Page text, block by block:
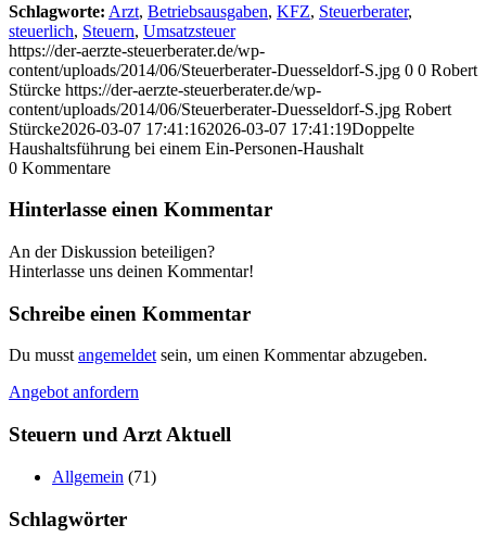
Schlagworte: Arzt, Betriebsausgaben, KFZ, Steuerberater,
steuerlich, Steuern, Umsatzsteuer
https://der-aerzte-steuerberater.de/wp-
content/uploads/2014/06/Steuerberater-Duesseldorf-S.jpg 0 0 Robert
Stürcke https://der-aerzte-steuerberater.de/wp-
content/uploads/2014/06/Steuerberater-Duesseldorf-S.jpg Robert
Stürcke2026-03-07 17:41:162026-03-07 17:41:19Doppelte
Haushaltsführung bei einem Ein-Personen-Haushalt
0 Kommentare
Hinterlasse einen Kommentar
An der Diskussion beteiligen?
Hinterlasse uns deinen Kommentar!
Schreibe einen Kommentar
Du musstangemeldetsein, um einen Kommentar abzugeben.
Angebot anfordern
Steuern und Arzt Aktuell
Allgemein (71)
Schlagwörter